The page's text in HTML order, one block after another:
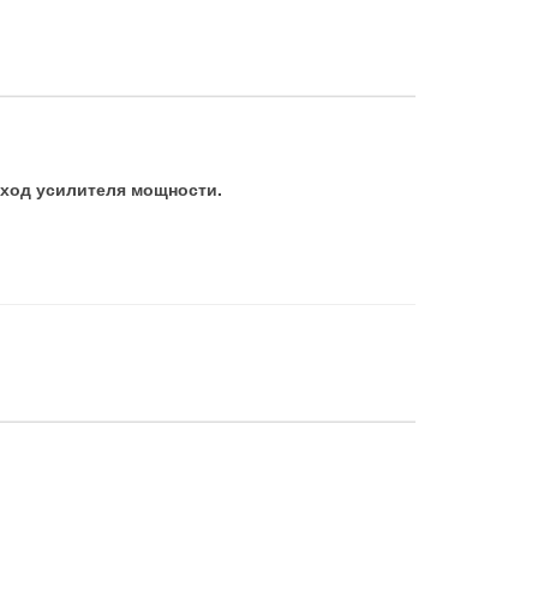
усилителя мощности.